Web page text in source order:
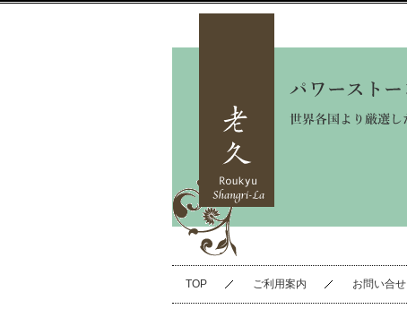
TOP ご利用案内 お問い合せ